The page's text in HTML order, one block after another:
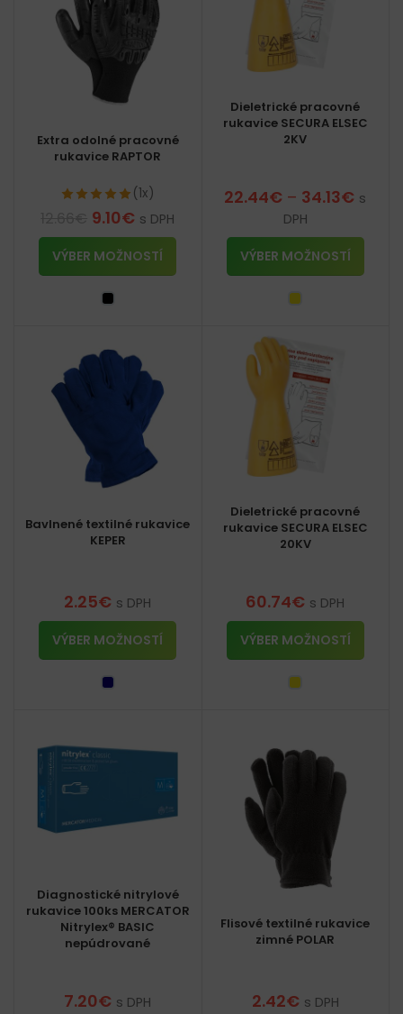
Extra odolné pracovné
rukavice RAPTOR
(1x)
9.10€ s DPH
VÝBER MOŽNOSTÍ
Dieletrické pracovné
rukavice SECURA ELSEC
2KV
22.44€ – 34.13€ s
DPH
VÝBER MOŽNOSTÍ
Bavlnené textilné rukavice
KEPER
2.25€ s DPH
VÝBER MOŽNOSTÍ
Dieletrické pracovné
rukavice SECURA ELSEC
20KV
60.74€ s DPH
VÝBER MOŽNOSTÍ
Diagnostické nitrylové
rukavice 100ks MERCATOR
Nitrylex® BASIC
nepúdrované
7.20€ s DPH
Flisové textilné rukavice
zimné POLAR
2.42€ s DPH